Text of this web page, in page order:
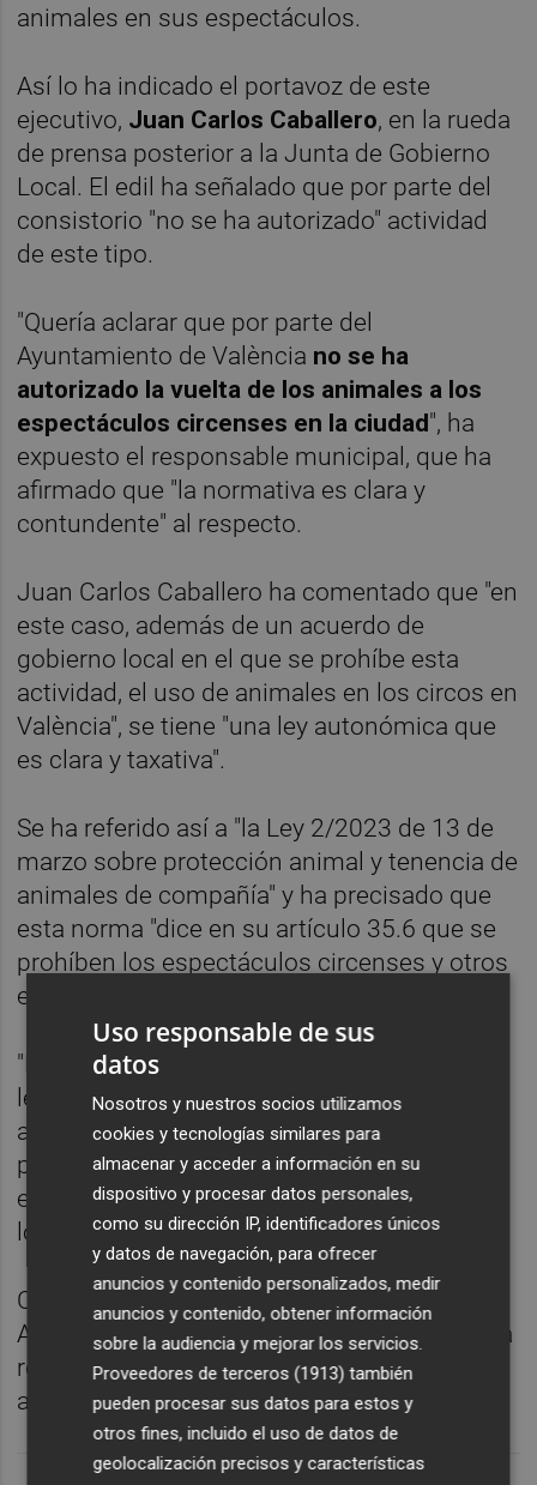
animales en sus espectáculos.
Así lo ha indicado el portavoz de este
ejecutivo, Juan Carlos Caballero, en la rueda
de prensa posterior a la Junta de Gobierno
Local. El edil ha señalado que por parte del
consistorio "no se ha autorizado" actividad
de este tipo.
"Quería aclarar que por parte del
Ayuntamiento de València no se ha
autorizado la vuelta de los animales a los
espectáculos circenses en la ciudad", ha
expuesto el responsable municipal, que ha
afirmado que "la normativa es clara y
contundente" al respecto.
Juan Carlos Caballero ha comentado que "en
este caso, además de un acuerdo de
gobierno local en el que se prohíbe esta
actividad, el uso de animales en los circos en
València", se tiene "una ley autonómica que
es clara y taxativa".
Se ha referido así a "la Ley 2/2023 de 13 de
marzo sobre protección animal y tenencia de
animales de compañía" y ha precisado que
esta norma "dice en su artículo 35.6 que se
prohíben los espectáculos circenses y otros
espectáculos en itinerancia con animales".
"Esto no genera ninguna discrepancia con la
ley nacional. La ley aplicable es la ley
autonómica, dado que desarrolla las
previsiones previstas en el marco básico
estatal", ha añadido el portavoz del gobierno
local.
Caballero ha subrayado que "el
Ayuntamiento de València lo tiene claro" y ha
remarcado que "no será autorizada" una
actividad así.
Uso responsable de sus
datos
Nosotros y nuestros socios utilizamos
cookies y tecnologías similares para
almacenar y acceder a información en su
dispositivo y procesar datos personales,
como su dirección IP, identificadores únicos
y datos de navegación, para ofrecer
anuncios y contenido personalizados, medir
anuncios y contenido, obtener información
sobre la audiencia y mejorar los servicios.
Proveedores de terceros (1913) también
pueden procesar sus datos para estos y
otros fines, incluido el uso de datos de
geolocalización precisos y características